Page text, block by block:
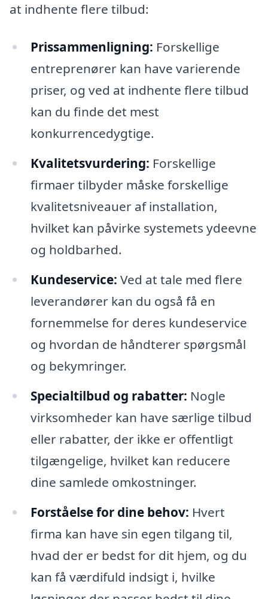
at indhente flere tilbud:
Prissammenligning: Forskellige
entreprenører kan have varierende
priser, og ved at indhente flere tilbud
kan du finde det mest
konkurrencedygtige.
Kvalitetsvurdering: Forskellige
firmaer tilbyder måske forskellige
kvalitetsniveauer af installation,
hvilket kan påvirke systemets ydeevne
og holdbarhed.
Kundeservice: Ved at tale med flere
leverandører kan du også få en
fornemmelse for deres kundeservice
og hvordan de håndterer spørgsmål
og bekymringer.
Specialtilbud og rabatter: Nogle
virksomheder kan have særlige tilbud
eller rabatter, der ikke er offentligt
tilgængelige, hvilket kan reducere
dine samlede omkostninger.
Forståelse for dine behov: Hvert
firma kan have sin egen tilgang til,
hvad der er bedst for dit hjem, og du
kan få værdifuld indsigt i, hvilke